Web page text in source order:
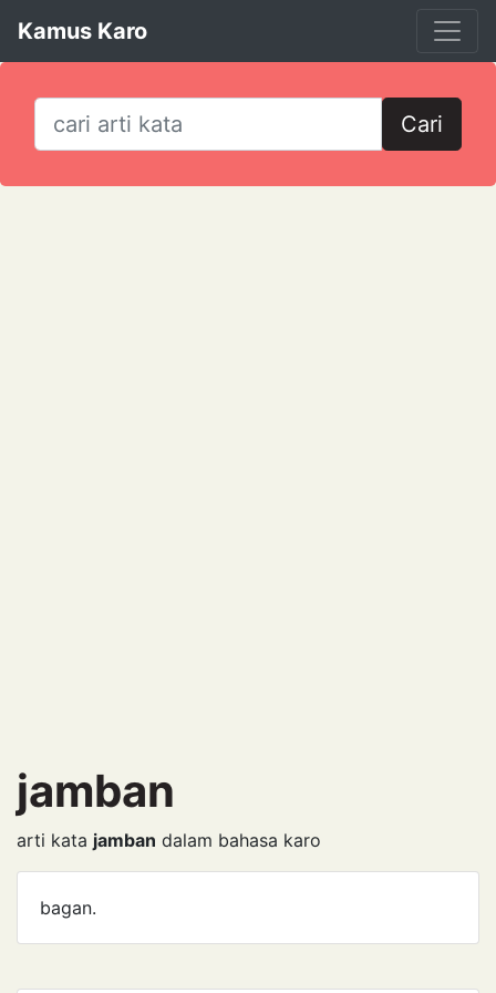
Kamus Karo
Cari
jamban
arti kata jamban dalam bahasa karo
bagan.